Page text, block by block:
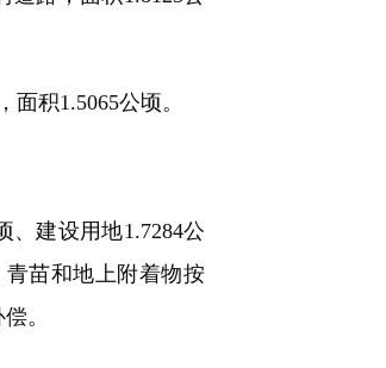
积1.5065公顷。
建设用地1.7284公
青苗和地上附着物按
。